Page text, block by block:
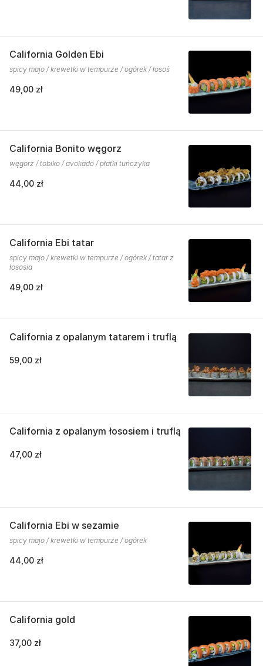
California Golden Ebi
spicy majo / krewetki w tempurze / ogórek / łosoś
49,00 zł
California Bonito węgorz
węgorz / tobiko / avokado / płatki tuńczyka
44,00 zł
California Ebi tatar
spicy majo / krewetki w tempurze / ogórek / tatar z
łososia
49,00 zł
California z opalanym tatarem i truflą
59,00 zł
California z opalanym łososiem i truflą
47,00 zł
California Ebi w sezamie
spicy majo / krewetki w tempurze / ogórek
44,00 zł
California gold
37,00 zł